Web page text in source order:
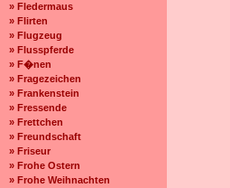
» Fledermaus
» Flirten
» Flugzeug
» Flusspferde
» F�nen
» Fragezeichen
» Frankenstein
» Fressende
» Frettchen
» Freundschaft
» Friseur
» Frohe Ostern
» Frohe Weihnachten